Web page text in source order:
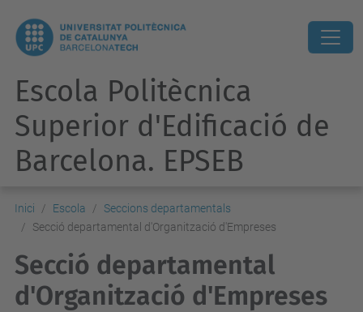
Escola Politècnica
Superior d'Edificació de
Barcelona. EPSEB
Inici Escola
Seccions departamentals
Secció departamental d'Organització d'Empreses
Secció departamental
d'Organització d'Empreses